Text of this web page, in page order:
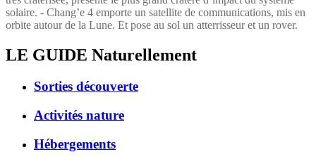
solaire. - Chang’e 4 emporte un satellite de communications, mis en
orbite autour de la Lune. Et pose au sol un atterrisseur et un rover.
LE GUIDE Naturellement
Sorties découverte
Activités nature
Hébergements